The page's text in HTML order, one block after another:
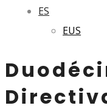
ES
EUS